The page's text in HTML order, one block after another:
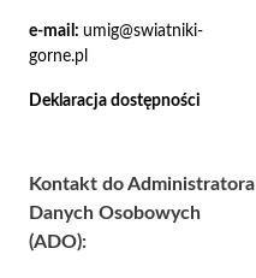
e-mail: umig@swiatniki-
gorne.pl
Deklaracja dostępności
Kontakt do Administratora
Danych Osobowych
(ADO):